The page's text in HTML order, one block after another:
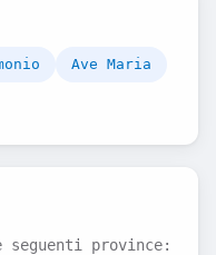
Ave Maria
province: